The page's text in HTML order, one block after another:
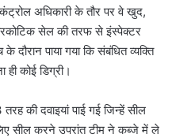
अधिकारी के तौर पर वे खुद,
सेल की तरफ से इंस्पेक्टर
दौरान पाया गया कि संबंधित व्यक्ति
कोई डिग्री।
की दवाइयां पाई गई जिन्हें सील
सील करने उपरांत टीम ने कब्जे में ले